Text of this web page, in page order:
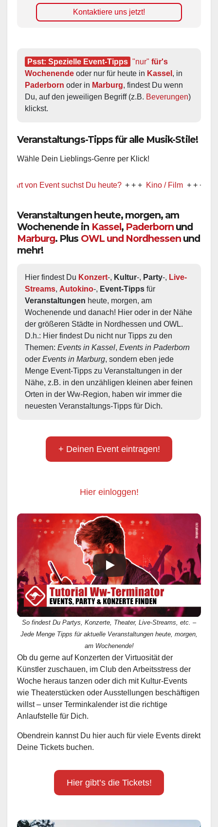
Kontaktiere uns jetzt!
Psst: Spezielle Event-Tipps "nur" für's
Wochenende oder nur für heute in Kassel
Paderborn oder in Marburg, findest Du wenn
Du, auf den jeweiligen Begriff (z.B. Beverungen)
klickst.
Veranstaltungs-Tipps für alle Musik-Stile!
Wähle Dein Lieblings-Genre per Klick!
Event suchst Du heute? + + + Kino / Film + + + Ww
Veranstaltungen heute, morgen, am
Wochenende in Kassel, Paderborn und
Marburg. Plus OWL und Nordhessen und
mehr!
Hier findest Du Konzert-, Kultur-, Party-, Live-
Streams, Autokino-, Event-Tipps
Veranstaltungen heute, morgen, am
Wochenende und danach! Hier oder in der Nähe
der größeren Städte in Nordhessen und OWL.
D.h.: Hier findest Du nicht nur Tipps zu den
Themen: Events in Kassel, Events in Paderborn
oder Events in Marburg, sondern eben jede
Menge Event-Tipps zu Veranstaltungen in der
Nähe, z.B. in den unzähligen kleinen aber feinen
Orten in der Ww-Region, haben wir immer die
neuesten Veranstaltungs-Tipps für Dich.
+ Deinen Event eintragen!
Hier einloggen!
So findest Du Partys, Konzerte, Theater, Live-Streams, etc. –
Jede Menge Tipps für aktuelle Veranstaltungen heute, morgen,
am Wochenende!
Ob du gerne auf Konzerten der Virtuosität der
Künstler zuschauen, im Club den Arbeitsstress der
Woche heraus tanzen oder dich mit Kultur-Events
wie Theaterstücken oder Ausstellungen beschäftigen
willst – unser Terminkalender ist die richtige
Anlaufstelle für Dich.
Obendrein kannst Du hier auch für viele Events direkt
Deine Tickets buchen.
Hier gibt’s die Tickets!